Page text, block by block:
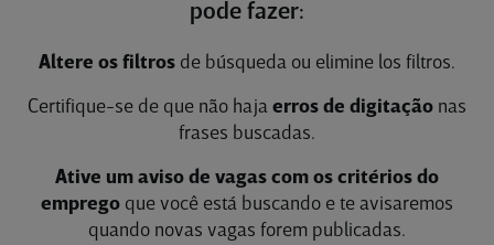
pode fazer:
Altere os filtros de búsqueda ou elimine los filtros.
Certifique-se de que não haja erros de digitação nas
frases buscadas.
Ative um aviso de vagas com os critérios do
emprego que você está buscando e te avisaremos
quando novas vagas forem publicadas.